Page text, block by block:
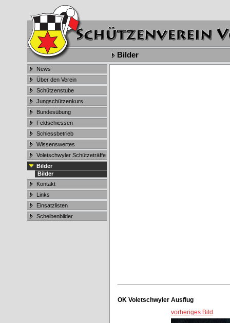
Bilder
News
Über den Verein
Schützenstube
Jungschützenkurs
Bundesübung
Feldschiessen
Schiessbetrieb
Wissenswertes
Voletschwyler Schützeträffe
Bilder
Bilder
Kontakt
Links
Einsatzlisten
Scheibenbilder
OK Voletschwyler Ausflug
vorheriges Bild